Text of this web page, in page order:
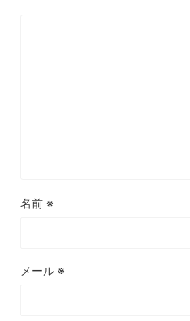
名前 ※
メール ※